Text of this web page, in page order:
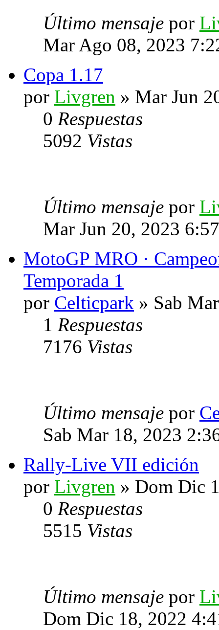
Último mensaje por
Mar Ago 08, 2023
Copa 1.17
por Livgren » Mar Jun
0 Respuestas
5092 Vistas
Último mensaje por
Mar Jun 20, 2023
MotoGP MRO ·
Temporada 1
por Celticpark » Sab
1 Respuestas
7176 Vistas
Último mensaje por
Sab Mar 18, 2023
Rally-Live VII edición
por Livgren » Dom Dic
0 Respuestas
5515 Vistas
Último mensaje por
Dom Dic 18, 2022